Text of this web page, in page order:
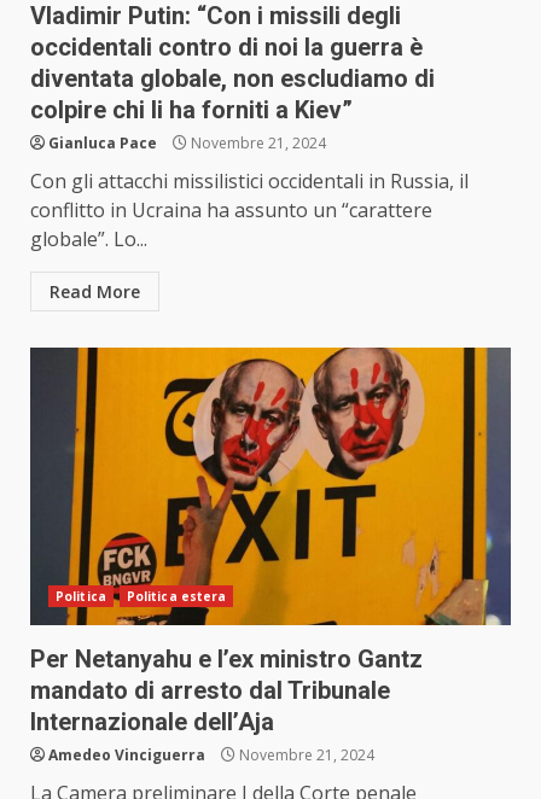
Vladimir Putin: “Con i missili degli
occidentali contro di noi la guerra è
diventata globale, non escludiamo di
colpire chi li ha forniti a Kiev”
Gianluca Pace Novembre 21, 2024
Con gli attacchi missilistici occidentali in Russia, il
conflitto in Ucraina ha assunto un “carattere
globale”. Lo...
Read More
Politica Politica estera
Per Netanyahu e l’ex ministro Gantz
mandato di arresto dal Tribunale
Internazionale dell’Aja
Amedeo Vinciguerra Novembre 21, 2024
La Camera preliminare I della Corte penale